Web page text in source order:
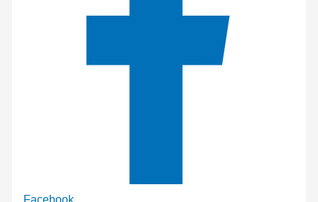
Facebook